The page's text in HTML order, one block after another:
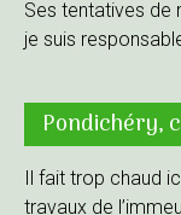
Ses tentatives de
je suis
Pondichéry,
Il fait trop chaud
travaux de